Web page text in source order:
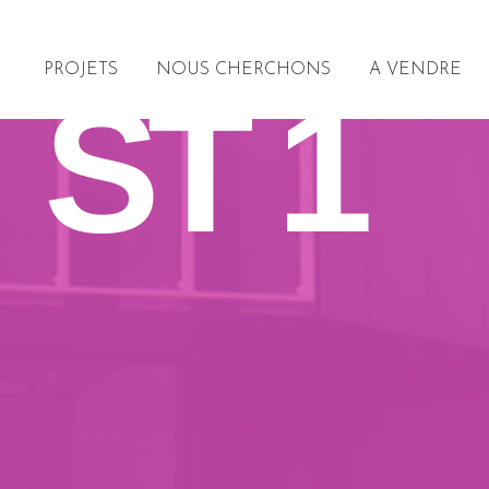
PROJETS NOUS CHERCHONS A VENDRE
ST 1